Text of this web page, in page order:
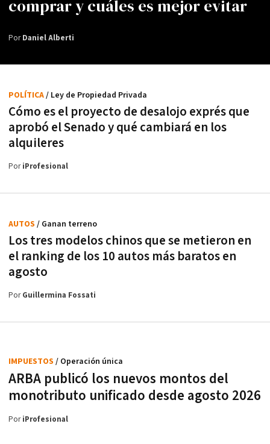
comprar y cuáles es mejor evitar
PorDaniel Alberti
Cómo es el proyecto de desalojo exprés que
aprobó el Senado y qué cambiará en los
alquileres
POLÍTICA/ Ley de Propiedad Privada
PoriProfesional
Los tres modelos chinos que se metieron en
el ranking de los 10 autos más baratos en
agosto
AUTOS / Ganan terreno
PorGuillermina Fossati
ARBA publicó los nuevos montos del
monotributo unificado desde agosto 2026
IMPUESTOS / Operación única
PoriProfesional